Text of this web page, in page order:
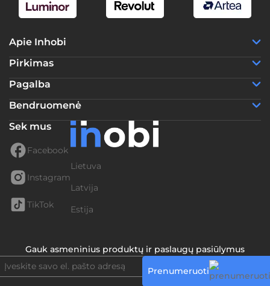
Apie Inhobi
Pirkimas
Pagalba
Bendruomenė
Sek mus
Facebook
Instagram
TikTok
Lietuva
Latvija
Estija
Gauk asmeninius produktų ir paslaugų pasiūlymus
Prenumeruoti